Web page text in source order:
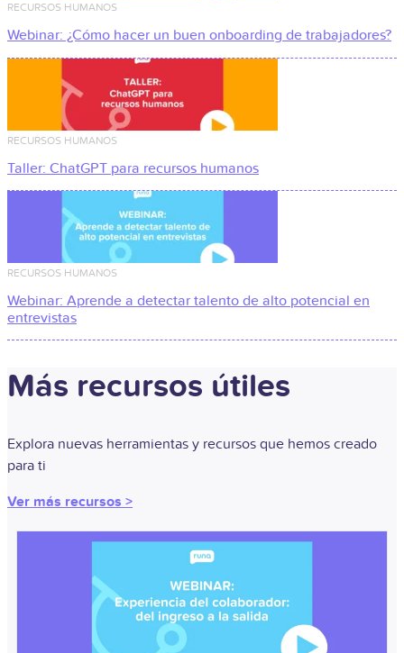
RECURSOS HUMANOS
Webinar: ¿Cómo hacer un buen onboarding de trabajadores?
RECURSOS HUMANOS
Taller: ChatGPT para recursos humanos
RECURSOS HUMANOS
Webinar: Aprende a detectar talento de alto potencial en
entrevistas
Más recursos útiles​
Explora nuevas herramientas y recursos que hemos creado
para ti
Ver más recursos >